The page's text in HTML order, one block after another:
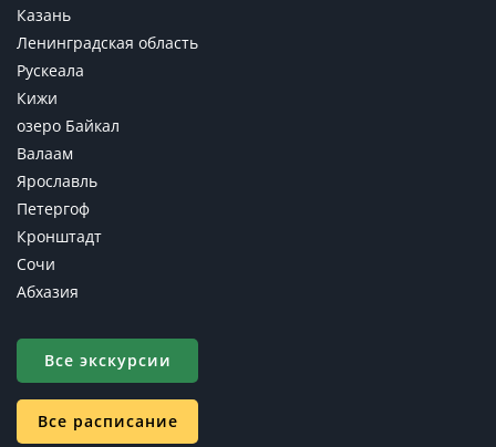
Казань
Ленинградская область
Рускеала
Кижи
озеро Байкал
Валаам
Ярославль
Петергоф
Кронштадт
Сочи
Абхазия
Все экскурсии
Все расписание